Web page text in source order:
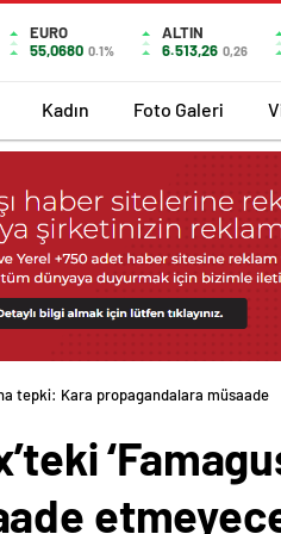
EURO
55,0680 0.1%
ALTIN
6.513,26 0,26
Kadın Foto Galeri
tepki: Kara propagandalara müsaade